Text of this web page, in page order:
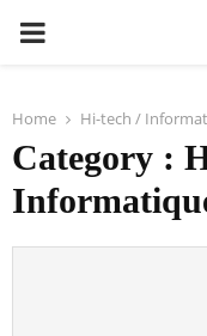
PRIMARY
Home Hi-tech /
Category :